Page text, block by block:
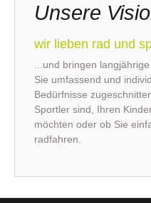
Unsere
wir lieben rad und
...und bringen
Sie umfassend und
Bedürfnisse
Sportler sind, Ihren
möchten oder ob Sie
radfahren.